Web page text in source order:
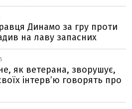
Динамо за гру проти
на лаву запасних
як ветерана, зворушує,
інтерв’ю говорять про